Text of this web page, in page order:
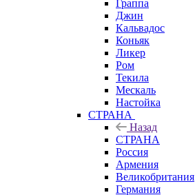
Граппа
Джин
Кальвадос
Коньяк
Ликер
Ром
Текила
Мескаль
Настойка
СТРАНА
Назад
СТРАНА
Россия
Армения
Великобритания
Германия